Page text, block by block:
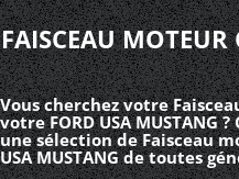
FAISCEAU
Vous cherchez votre
votre FORD USA MUSTANG
une sélection de Faisceau
USA MUSTANG de toutes